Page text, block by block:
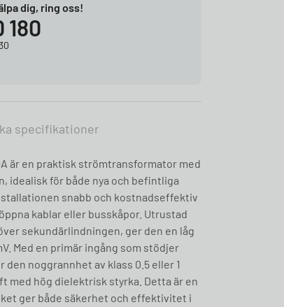
dig, ring oss!
180
specifikationer
är en praktisk strömtransformator med
idealisk för både nya och befintliga
snabb och kostnadseffektiv
kablar eller busskåpor. Utrustad
sekundärlindningen, ger den en låg
Med en primär ingång som stödjer
noggrannhet av klass 0.5 eller 1
med hög dielektrisk styrka. Detta är en
ger både säkerhet och effektivitet i